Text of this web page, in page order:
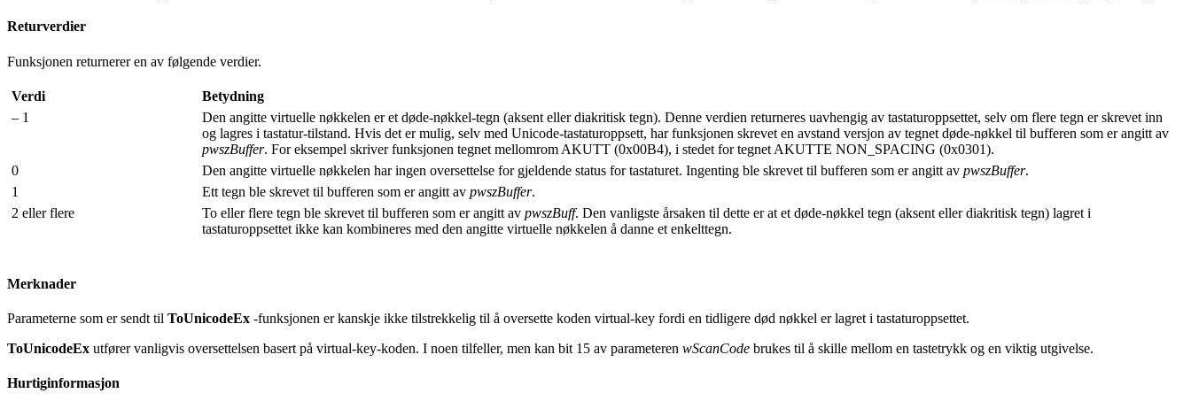
Returverdier
Funksjonen returnerer en av følgende verdier.
Verdi
Betydning
– 1
Den angitte virtuelle nøkkelen er et døde-nøkkel-tegn (aksent eller diakritisk tegn). Denne verdien returneres uavhengig av tastaturoppsettet, selv om flere tegn er skrevet inn
og lagres i tastatur-tilstand. Hvis det er mulig, selv med Unicode-tastaturoppsett, har funksjonen skrevet en avstand versjon av tegnet døde-nøkkel til bufferen som er angitt av
pwszBuffer. For eksempel skriver funksjonen tegnet mellomrom AKUTT (0x00B4), i stedet for tegnet AKUTTE NON_SPACING (0x0301).
0
Den angitte virtuelle nøkkelen har ingen oversettelse for gjeldende status for tastaturet. Ingenting ble skrevet til bufferen som er angitt av pwszBuffer.
1
Ett tegn ble skrevet til bufferen som er angitt av pwszBuffer.
2 eller flere
To eller flere tegn ble skrevet til bufferen som er angitt av pwszBuff. Den vanligste årsaken til dette er at et døde-nøkkel tegn (aksent eller diakritisk tegn) lagret i
tastaturoppsettet ikke kan kombineres med den angitte virtuelle nøkkelen å danne et enkelttegn.
Merknader
Parameterne som er sendt til ToUnicodeEx -funksjonen er kanskje ikke tilstrekkelig til å oversette koden virtual-key fordi en tidligere død nøkkel er lagret i tastaturoppsettet.
ToUnicodeEx utfører vanligvis oversettelsen basert på virtual-key-koden. I noen tilfeller, men kan bit 15 av parameteren wScanCode brukes til å skille mellom en tastetrykk og en viktig utgivelse.
Hurtiginformasjon